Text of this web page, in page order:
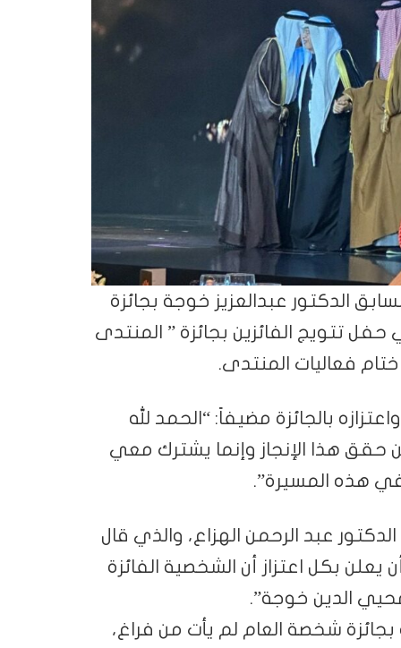
الدكتور عبدالعزيز خوجة بجائزة
“لعام 2024، وذلك في حفل تتويج الفائزين بجائزة ” المنتدى
فعاليات المنتدى.
بالجائزة مضيفاً: “الحمد لله
هذا الإنجاز وإنما يشترك معي
هذه المسيرة”.
عبد الرحمن الهزاع، والذي قال
بكل اعتزاز أن الشخصية الفائزة
الدين خوجة”.
بجائزة شخصة العام لم يأت من فراغ،